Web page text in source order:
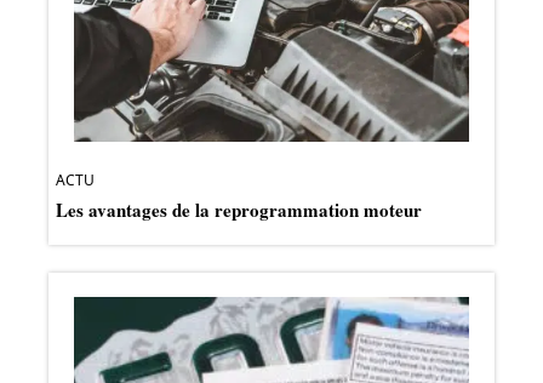
ACTU
Les avantages de la reprogrammation moteur